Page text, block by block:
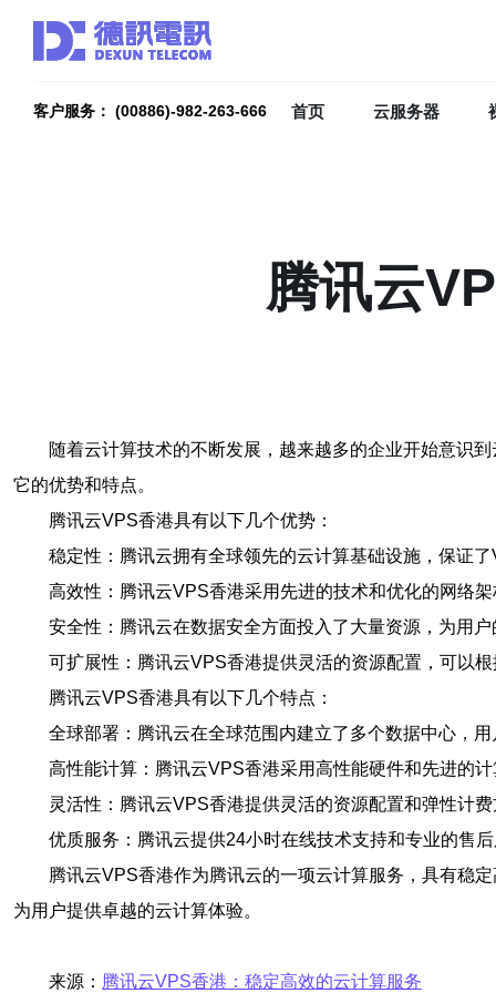
客户服务： (00886)-982-263-666 首页 云服务器
腾讯云
随着云计算技术的不断发展，越来越多的企业开始意识
它的优势和特点。
腾讯云VPS香港具有以下几个优势：
稳定性：腾讯云拥有全球领先的云计算基础设施，保证
高效性：腾讯云VPS香港采用先进的技术和优化的网络
安全性：腾讯云在数据安全方面投入了大量资源，为用
可扩展性：腾讯云VPS香港提供灵活的资源配置，可以
腾讯云VPS香港具有以下几个特点：
全球部署：腾讯云在全球范围内建立了多个数据中心，
高性能计算：腾讯云VPS香港采用高性能硬件和先进的
灵活性：腾讯云VPS香港提供灵活的资源配置和弹性计
优质服务：腾讯云提供24小时在线技术支持和专业的售
腾讯云VPS香港作为腾讯云的一项云计算服务，具有稳
为用户提供卓越的云计算体验。
来源： 腾讯云VPS香港：稳定高效的云计算服务